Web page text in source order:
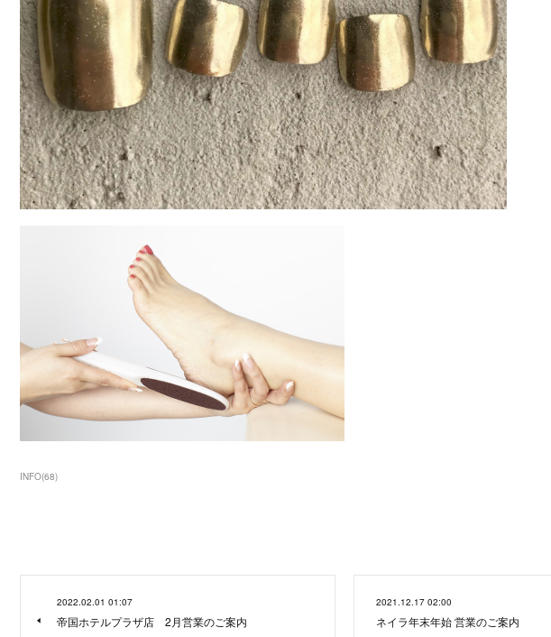
INFO(68)
2022.02.01 01:07
帝国ホテルプラザ店 2月営業のご案内
2021.12.17 02:00
ネイラ年末年始 営業のご案内